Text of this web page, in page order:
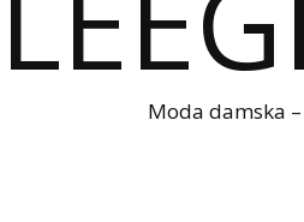
Moda damska